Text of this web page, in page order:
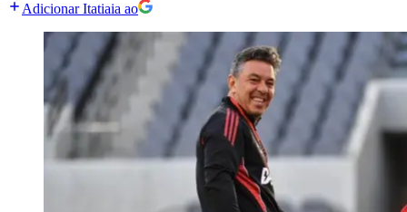
Adicionar Itatiaia ao